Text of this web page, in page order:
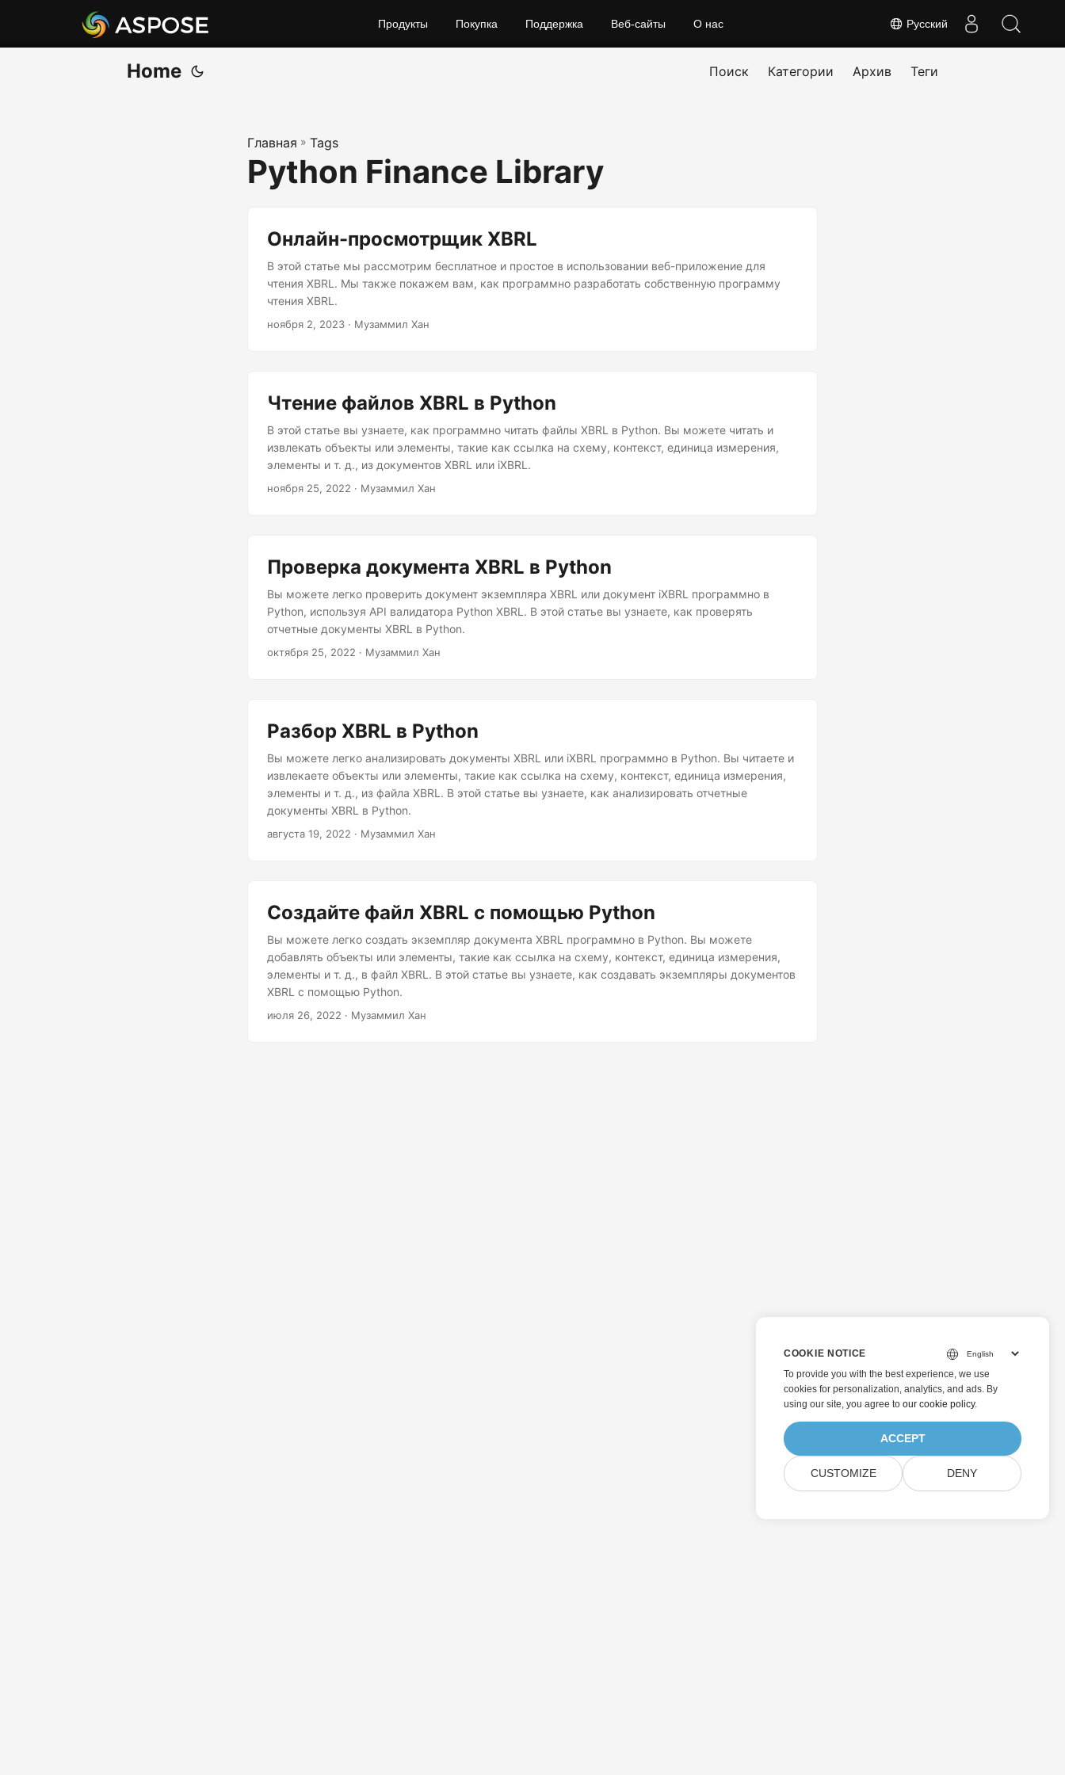
Русский
Продукты Покупка Поддержка Веб-сайты О нас
Home Поиск Категории Архив Теги
Главная » Tags
Python Finance Library
Онлайн-просмотрщик XBRL
В этой статье мы рассмотрим бесплатное и простое в использовании веб-приложение для
чтения XBRL. Мы также покажем вам, как программно разработать собственную программу
чтения XBRL.
ноября 2, 2023 · Музаммил Хан
Чтение файлов XBRL в Python
В этой статье вы узнаете, как программно читать файлы XBRL в Python. Вы можете читать и
извлекать объекты или элементы, такие как ссылка на схему, контекст, единица измерения,
элементы и т. д., из документов XBRL или iXBRL.
ноября 25, 2022 · Музаммил Хан
Проверка документа XBRL в Python
Вы можете легко проверить документ экземпляра XBRL или документ iXBRL программно в
Python, используя API валидатора Python XBRL. В этой статье вы узнаете, как проверять
отчетные документы XBRL в Python.
октября 25, 2022 · Музаммил Хан
Разбор XBRL в Python
Вы можете легко анализировать документы XBRL или iXBRL программно в Python. Вы читаете и
извлекаете объекты или элементы, такие как ссылка на схему, контекст, единица измерения,
элементы и т. д., из файла XBRL. В этой статье вы узнаете, как анализировать отчетные
документы XBRL в Python.
августа 19, 2022 · Музаммил Хан
Создайте файл XBRL с помощью Python
Вы можете легко создать экземпляр документа XBRL программно в Python. Вы можете
добавлять объекты или элементы, такие как ссылка на схему, контекст, единица измерения,
элементы и т. д., в файл XBRL. В этой статье вы узнаете, как создавать экземпляры документов
XBRL с помощью Python.
июля 26, 2022 · Музаммил Хан
COOKIE NOTICE
To provide you with the best experience, we use
cookies for personalization, analytics, and ads. By
using our site, you agree to our cookie policy.
ACCEPT
CUSTOMIZE DENY